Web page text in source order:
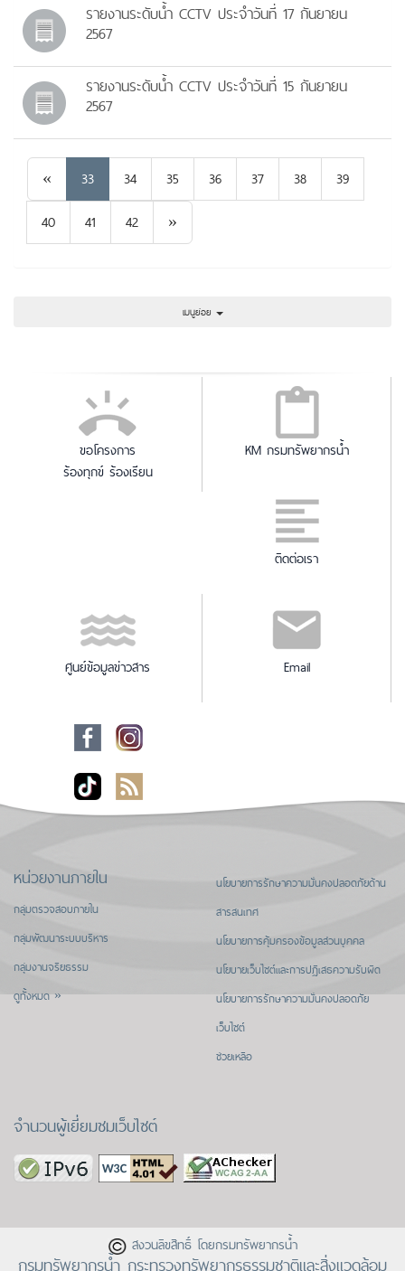
รายงานระดับน้ำ CCTV ประจำวันที่ 17 กันยายน
2567
รายงานระดับน้ำ CCTV ประจำวันที่ 15 กันยายน
2567
« Previous
33 34 35 36 37 38
39
40
41 42 »
เมนูย่อย
ขอโครงการ
ร้องทุกข์ ร้องเรียน
KM กรมทรัพยากรน้ำ
ติดต่อเรา
ศูนย์ข้อมูลข่าวสาร Email
หน่วยงานภายใน
กลุ่มตรวจสอบภายใน
กลุ่มพัฒนาระบบบริหาร
กลุ่มงานจริยธรรม
ดูทั้งหมด »
นโยบายการรักษาความมั่นคงปลอดภัยด้าน
สารสนเทศ
นโยบายการคุ้มครองข้อมูลส่วนบุคคล
นโยบายเว็บไซต์และการปฏิเสธความรับผิด
นโยบายการรักษาความมั่นคงปลอดภัย
เว็บไซต์
ช่วยเหลือ
จำนวนผู้เยี่ยมชมเว็บไซต์
สงวนลิขสิทธิ์ โดยกรมทรัพยากรน้ำ
กรมทรัพยากรน้ำ กระทรวงทรัพยากรธรรมชาติและสิ่งแวดล้อม